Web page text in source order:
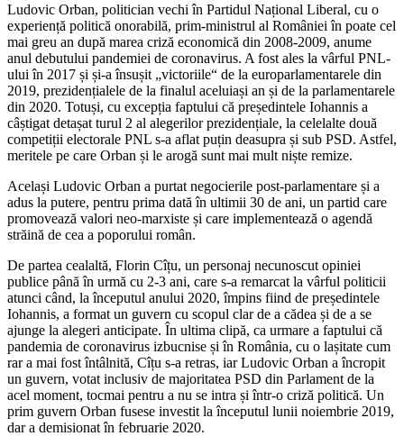
Ludovic Orban, politician vechi în Partidul Național Liberal, cu o
experiență politică onorabilă, prim-ministrul al României în poate cel
mai greu an după marea criză economică din 2008-2009, anume
anul debutului pandemiei de coronavirus. A fost ales la vârful PNL-
ului în 2017 și și-a însușit „victoriile“ de la europarlamentarele din
2019, prezidențialele de la finalul aceluiași an și de la parlamentarele
din 2020. Totuși, cu excepția faptului că președintele Iohannis a
câștigat detașat turul 2 al alegerilor prezidențiale, la celelalte două
competiții electorale PNL s-a aflat puțin deasupra și sub PSD. Astfel,
meritele pe care Orban și le arogă sunt mai mult niște remize.
Același Ludovic Orban a purtat negocierile post-parlamentare și a
adus la putere, pentru prima dată în ultimii 30 de ani, un partid care
promovează valori neo-marxiste și care implementează o agendă
străină de cea a poporului român.
De partea cealaltă, Florin Cîțu, un personaj necunoscut opiniei
publice până în urmă cu 2-3 ani, care s-a remarcat la vârful politicii
atunci când, la începutul anului 2020, împins fiind de președintele
Iohannis, a format un guvern cu scopul clar de a cădea și de a se
ajunge la alegeri anticipate. În ultima clipă, ca urmare a faptului că
pandemia de coronavirus izbucnise și în România, cu o lașitate cum
rar a mai fost întâlnită, Cîțu s-a retras, iar Ludovic Orban a încropit
un guvern, votat inclusiv de majoritatea PSD din Parlament de la
acel moment, tocmai pentru a nu se intra și într-o criză politică. Un
prim guvern Orban fusese investit la începutul lunii noiembrie 2019,
dar a demisionat în februarie 2020.